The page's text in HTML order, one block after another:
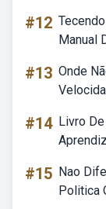
#12
Manual
#13 Onde
#14 Livro
#15 Nao
Politica